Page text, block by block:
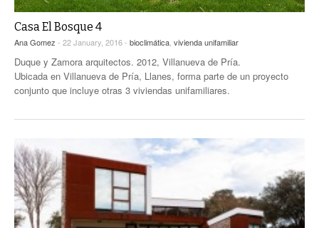
Casa El Bosque 4
Ana Gomez - 22 January, 2016 - bioclimática vivienda unifamiliar
Duque y Zamora arquitectos. 2012, Villanueva de Pría.
Ubicada en Villanueva de Pría, Llanes, forma parte de un proyecto
conjunto que incluye otras 3 viviendas unifamiliares.